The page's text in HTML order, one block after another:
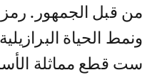
من قبل الجمهور.
ونمط الحياة
ست قطع مماثلة